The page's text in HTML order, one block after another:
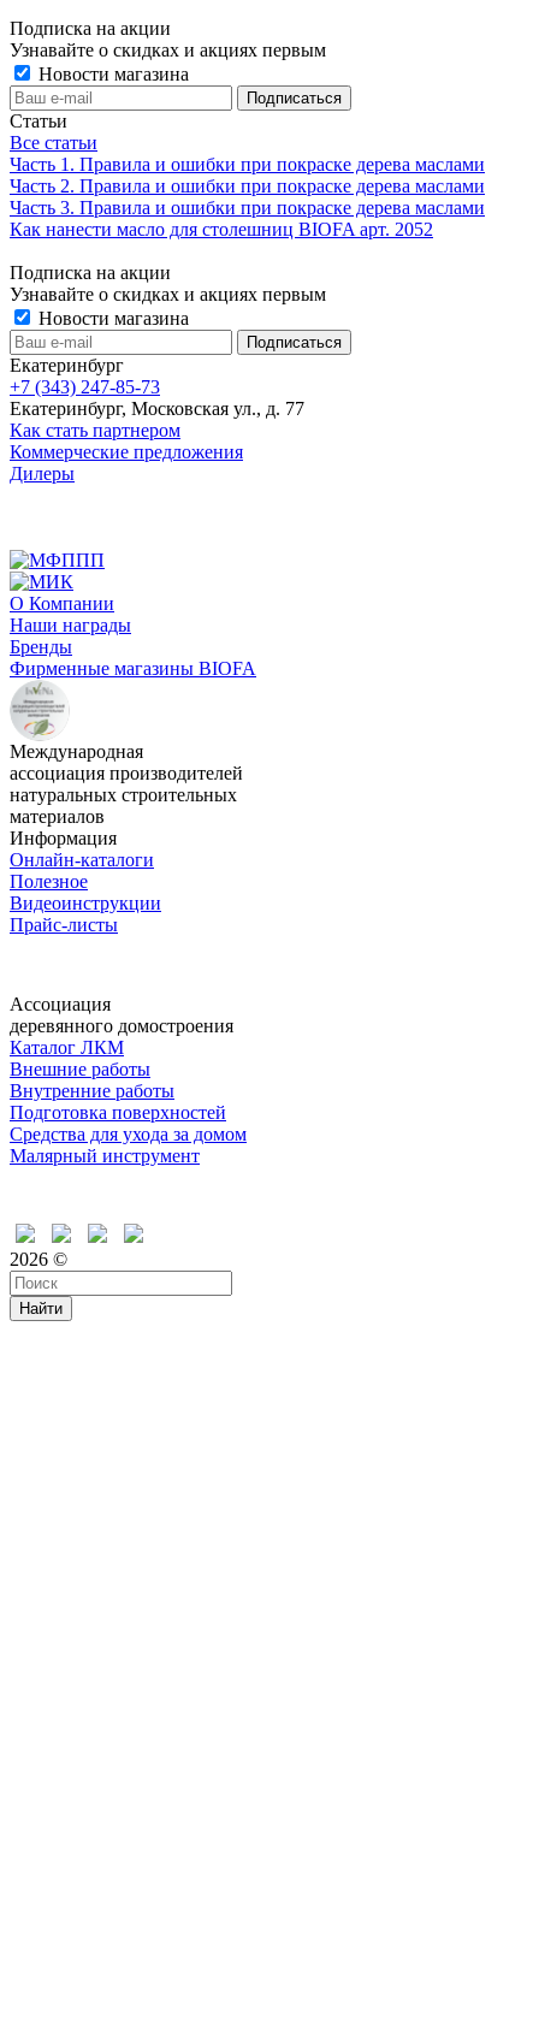
Подписка на акции
Узнавайте о скидках и акциях первым
Новости магазина
Статьи
Все статьи
Часть 1. Правила и ошибки при покраске дерева маслами
Часть 2. Правила и ошибки при покраске дерева маслами
Часть 3. Правила и ошибки при покраске дерева маслами
Как нанести масло для столешниц BIOFA арт. 2052
Подписка на акции
Узнавайте о скидках и акциях первым
Новости магазина
Екатеринбург
+7 (343) 247-85-73
Екатеринбург, Московская ул., д. 77
Как стать партнером
Коммерческие предложения
Дилеры
О Компании
Наши награды
Бренды
Фирменные магазины BIOFA
Международная
ассоциация производителей
натуральных строительных
материалов
Информация
Онлайн-каталоги
Полезное
Видеоинструкции
Прайс-листы
Ассоциация
деревянного домостроения
Каталог ЛКМ
Внешние работы
Внутренние работы
Подготовка поверхностей
Средства для ухода за домом
Малярный инструмент
2026 ©
Найти